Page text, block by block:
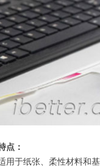
点：
用于纸张、柔性材料和